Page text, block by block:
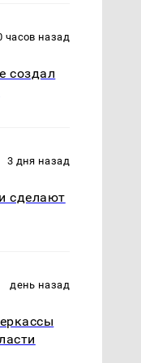
часов назад
создал
3 дня назад
сделают
день назад